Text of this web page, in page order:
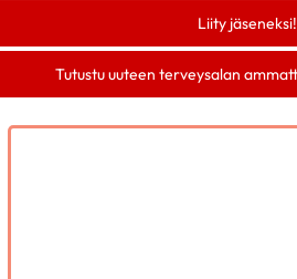
Liity jäseneksi!
Tutustu uuteen terveysalan